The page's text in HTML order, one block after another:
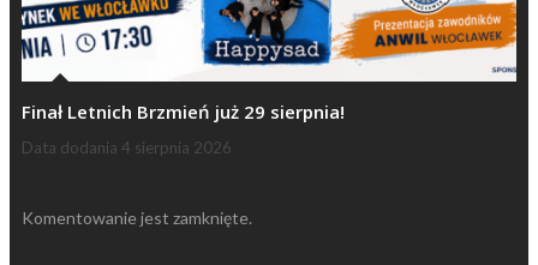
Finał Letnich Brzmień już 29 sierpnia!
Data dodania 4 sierpnia 2026
Komentowanie jest zamknięte.